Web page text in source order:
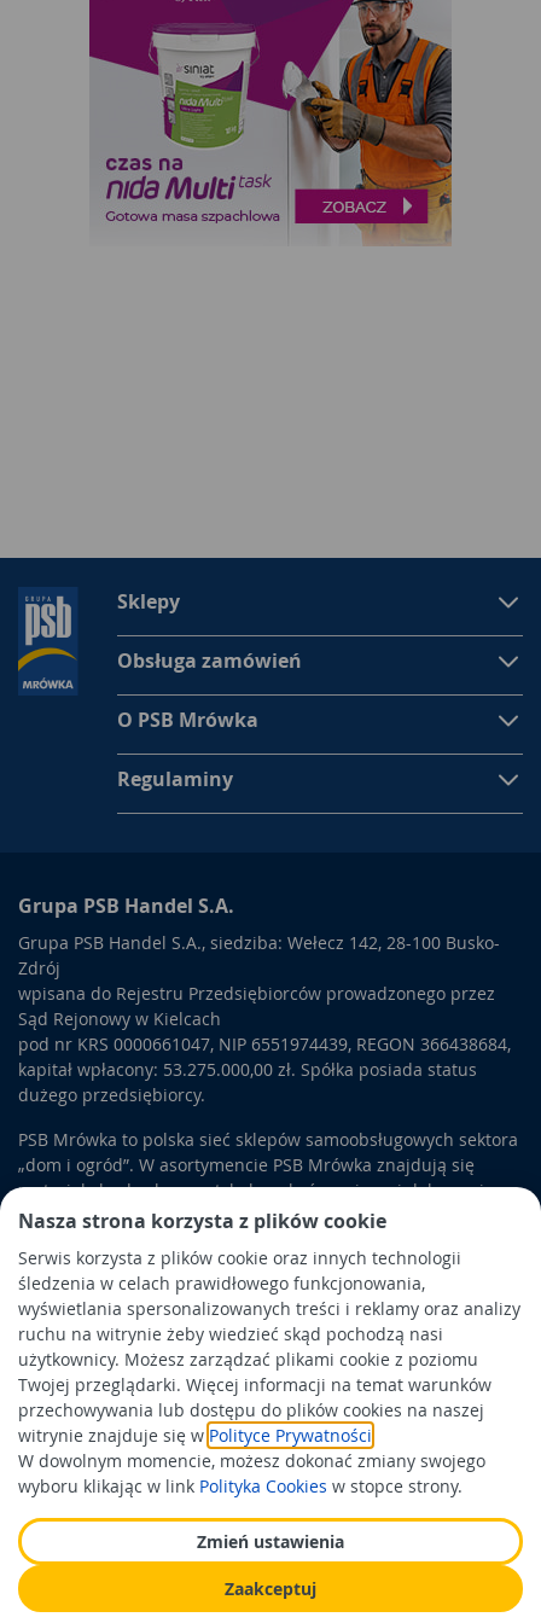
Nasza strona korzysta z plików cookie
Serwis korzysta z plików cookie oraz innych technologii
śledzenia w celach prawidłowego funkcjonowania,
wyświetlania spersonalizowanych treści i reklamy oraz analizy
ruchu na witrynie żeby wiedzieć skąd pochodzą nasi
użytkownicy. Możesz zarządzać plikami cookie z poziomu
Twojej przeglądarki. Więcej informacji na temat warunków
przechowywania lub dostępu do plików cookies na naszej
witrynie znajduje się w Polityce Prywatności
W dowolnym momencie, możesz dokonać zmiany swojego
wyboru klikając w link Polityka Cookies w stopce strony.
Zmień ustawienia
Zaakceptuj
Sklepy
Obsługa zamówień
O PSB Mrówka
Regulaminy
Grupa PSB Handel S.A.
Grupa PSB Handel S.A., siedziba: Wełecz 142, 28-100 Busko-
Zdrój
wpisana do Rejestru Przedsiębiorców prowadzonego przez
Sąd Rejonowy w Kielcach
pod nr KRS 0000661047, NIP 6551974439, REGON 366438684,
kapitał wpłacony: 53.275.000,00 zł. Spółka posiada status
dużego przedsiębiorcy.
PSB Mrówka to polska sieć sklepów samoobsługowych sektora
„dom i ogród”. W asortymencie PSB Mrówka znajdują się
materiały budowlane, artykuły wykończeniowe i dekoracyjne,
wyposażenie łazienek i kuchni, elektronarzędzia, a także
artykuły związane z ogrodem i otoczeniem domu.
Obowiązek informacyjny
Polityka prywatności
Polityka Cookies
Odbiór zużytego sprzętu
Wykonanie:
Wspierają nas: